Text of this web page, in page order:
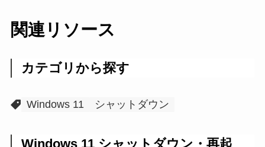
関連リソース
カテゴリから探す
Windows 11 シャットダウン
Windows 11 シャットダウン・再起